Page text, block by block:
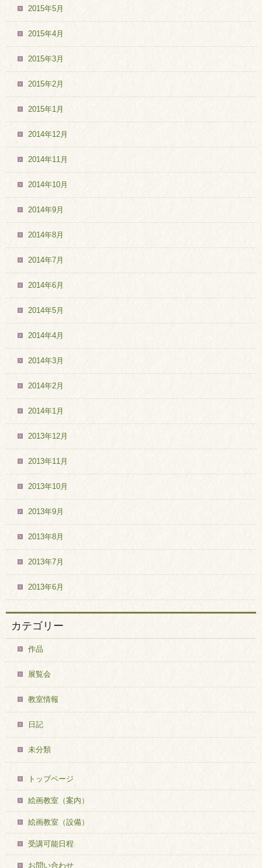
2015年5月
2015年4月
2015年3月
2015年2月
2015年1月
2014年12月
2014年11月
2014年10月
2014年9月
2014年8月
2014年7月
2014年6月
2014年5月
2014年4月
2014年3月
2014年2月
2014年1月
2013年12月
2013年11月
2013年10月
2013年9月
2013年8月
2013年7月
2013年6月
カテゴリー
作品
展覧会
教室情報
日記
未分類
トップページ
絵画教室（案内）
絵画教室（設備）
受講可能日程
お問い合わせ